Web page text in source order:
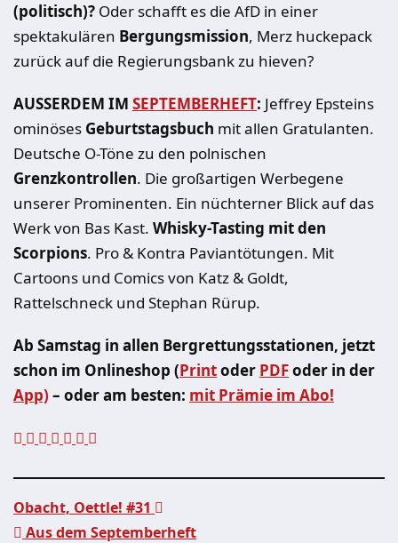
(politisch)? Oder schafft es die AfD in einer
spektakulären Bergungsmission, Merz huckepack
zurück auf die Regierungsbank zu hieven?
AUSSERDEM IM SEPTEMBERHEFT: Jeffrey Epsteins
ominöses Geburtstagsbuch mit allen Gratulanten.
Deutsche O-Töne zu den polnischen
Grenzkontrollen. Die großartigen Werbegene
unserer Prominenten. Ein nüchterner Blick auf das
Werk von Bas Kast. Whisky-Tasting mit den
Scorpions. Pro & Kontra Paviantötungen. Mit
Cartoons und Comics von Katz & Goldt,
Rattelschneck und Stephan Rürup.
Ab Samstag in allen Bergrettungsstationen, jetzt
schon im Onlineshop (Printoder PDFoder in der
App) – oder am besten: mit Prämie im Abo!
Obacht, Oettle! #31
Aus dem Septemberheft